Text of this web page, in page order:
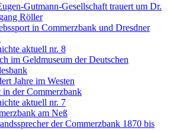
Gutmann-Gesellschaft trauert um Dr.
Röller
in Commerzbank und Dresdner
aktuell nr. 8
im Geldmuseum der Deutschen
Jahre im Westen
in der Commerzbank
aktuell nr. 7
am Neß
der Commerzbank 1870 bis